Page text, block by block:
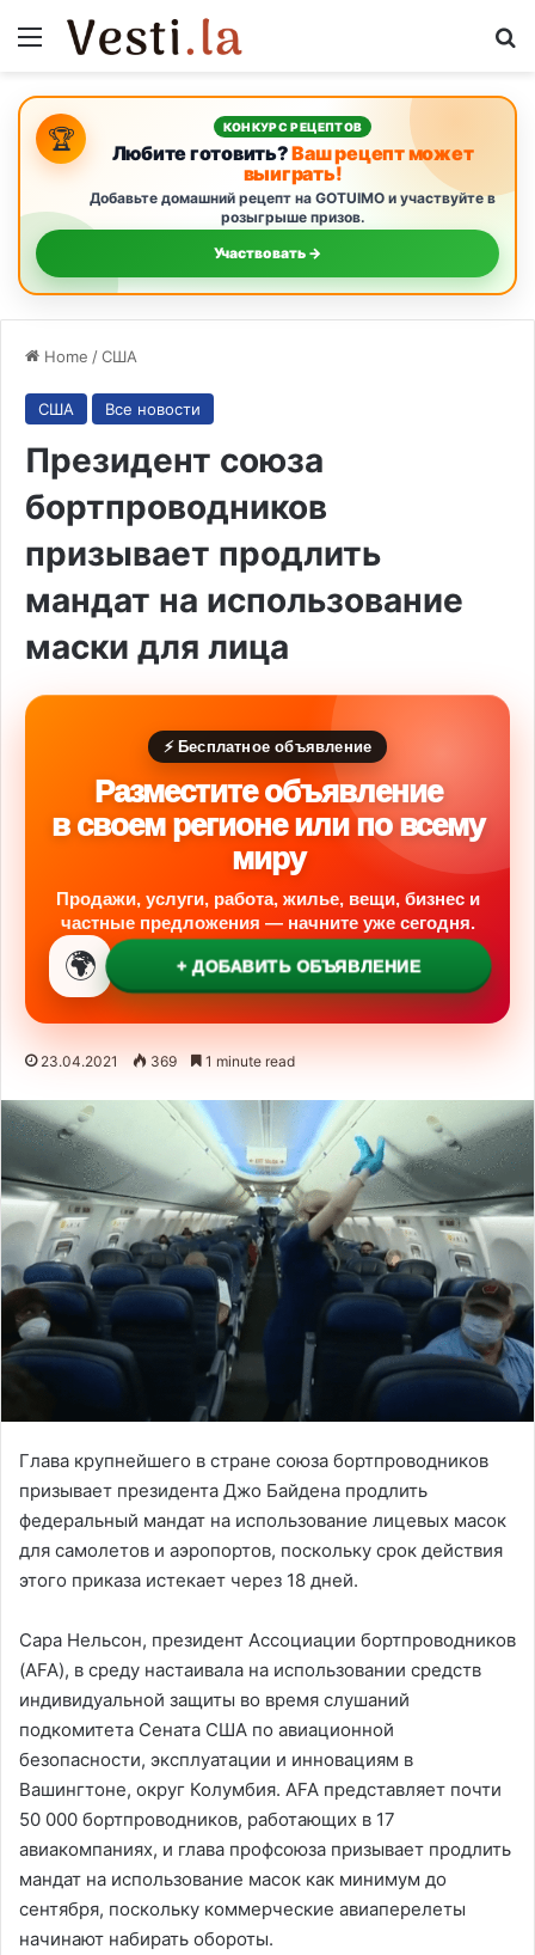
Menu
🏆 КОНКУРС РЕЦЕПТОВ
Любите готовить?Ваш рецепт может
выиграть!
Добавьте домашний рецепт на GOTUIMO и участвуйте в
розыгрыше призов.
Участвовать →
Home /США
США Все новости
Президент союза
бортпроводников
призывает продлить
мандат на использование
маски для лица
⚡ Бесплатное объявление
Разместите объявление
в своем регионе или по всему
миру
Продажи, услуги, работа, жилье, вещи, бизнес и
частные предложения — начните уже сегодня.
🌍 + ДОБАВИТЬ ОБЪЯВЛЕНИЕ
23.04.2021 369 1 minute read
Глава крупнейшего в стране союза бортпроводников
призывает президента Джо Байдена продлить
федеральный мандат на использование лицевых масок
для самолетов и аэропортов, поскольку срок действия
этого приказа истекает через 18 дней.
Сара Нельсон, президент Ассоциации бортпроводников
(AFA), в среду настаивала на использовании средств
индивидуальной защиты во время слушаний
подкомитета Сената США по авиационной
безопасности, эксплуатации и инновациям в
Вашингтоне, округ Колумбия. AFA представляет почти
50 000 бортпроводников, работающих в 17
авиакомпаниях, и глава профсоюза призывает продлить
мандат на использование масок как минимум до
сентября, поскольку коммерческие авиаперелеты
начинают набирать обороты.